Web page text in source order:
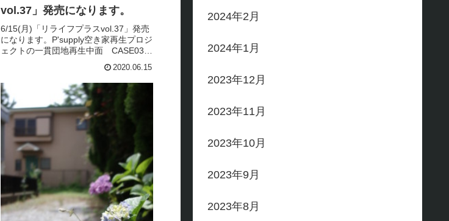
vol.37」発売になります。
6/15(月)「リライフプラスvol.37」発売
になります。P'supply空き家再生プロジ
ェクトの一貫団地再生中面 CASE03ご
2020.06.15
2024年2月
2024年1月
2023年12月
2023年11月
2023年10月
2023年9月
2023年8月